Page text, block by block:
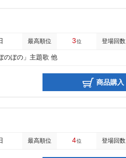
最高順位 3位 登場回数
のぼの」主題歌 他
商品購入
最高順位 4位 登場回数